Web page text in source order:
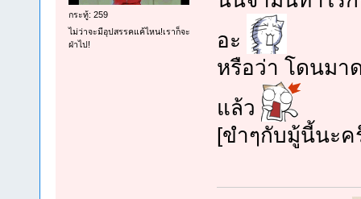
กระทู้: 259
ไม่ว่าจะมีอุปสรรคแค้ไหน!เราก็จะ
ฝ่าไป!
อะ
หรือว่า โดนมา
แล้ว
[ขำๆกับมู้นี้นะค